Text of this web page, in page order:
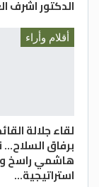
عندما تبدأ
الدكتور اشرف
أقلام وأراء
لقاء جلالة
برفاق
هاشمي راسخ
استراتيجية…